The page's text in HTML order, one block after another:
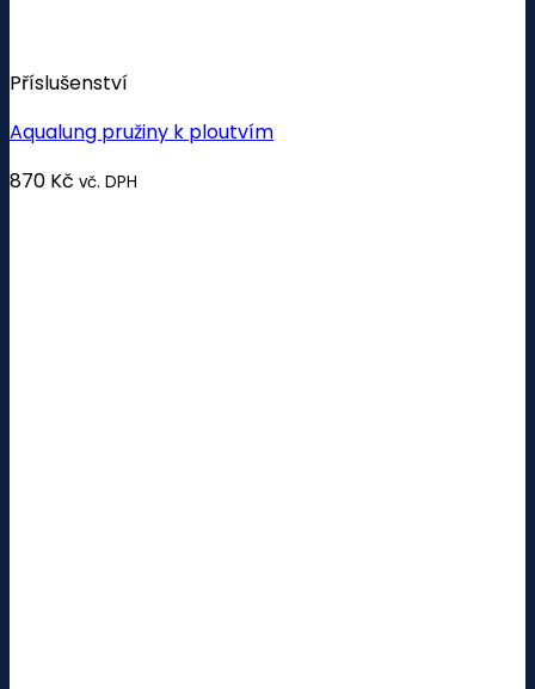
Příslušenství
Aqualung pružiny k ploutvím
870 Kč vč. DPH